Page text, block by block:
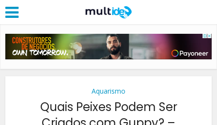
Aquarismo
Quais Peixes Podem Ser